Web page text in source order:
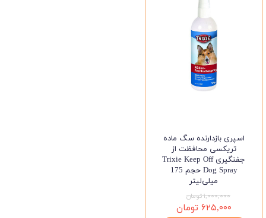
اسپری بازدارنده سگ ماده
تریکسی محافظت از
جفتگیری Trixie Keep Off
Dog Spray حجم 175
میلی‌لیتر
۱,۰۰۰,۰۰۰ تومان
۶۲۵,۰۰۰ تومان